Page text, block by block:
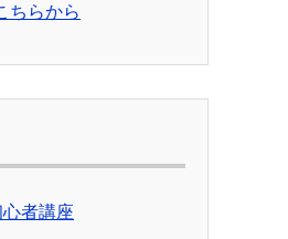
ちらから
者講座